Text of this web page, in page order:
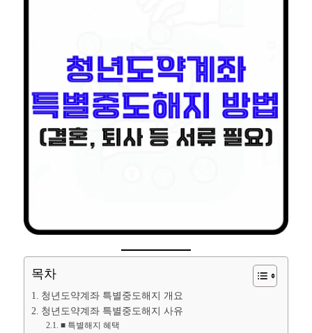
목차
청년도약계좌 특별중도해지 개요
청년도약계좌 특별중도해지 사유
■ 특별해지 혜택